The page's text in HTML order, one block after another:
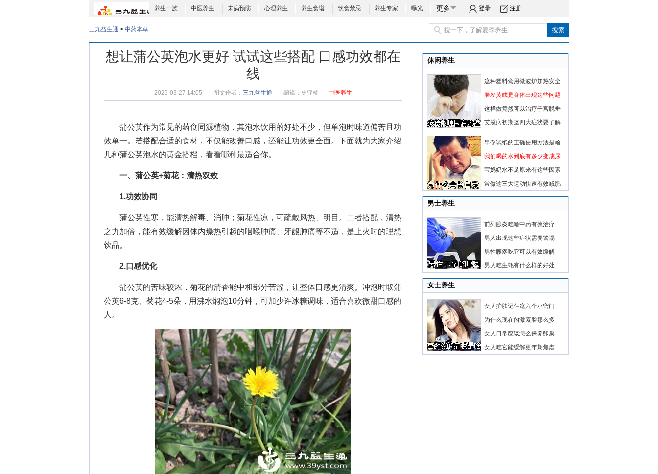
养生一族 中医养生 未病预防 心理养生 养生食谱 饮食禁忌 养生专家 曝光 更多 登录 注册
三九益生通 > 中药本草
想让蒲公英泡水更好 试试这些搭配 口感功效都在
线
2026-03-27 14:05 图文作者： 三九益生通 编辑： 史亚楠 中医养生
蒲公英作为常见的药食同源植物，其泡水饮用的好处不少，但单泡时味道偏苦且功
效单一。若搭配合适的食材，不仅能改善口感，还能让功效更全面。下面就为大家介绍
几种蒲公英泡水的黄金搭档，看看哪种最适合你。
一、蒲公英+菊花：清热双效
1.功效协同
蒲公英性寒，能清热解毒、消肿；菊花性凉，可疏散风热、明目。二者搭配，清热
之力加倍，能有效缓解因体内燥热引起的咽喉肿痛、牙龈肿痛等不适，是上火时的理想
饮品。
2.口感优化
蒲公英的苦味较浓，菊花的清香能中和部分苦涩，让整体口感更清爽。冲泡时取蒲
公英6-8克、菊花4-5朵，用沸水焖泡10分钟，可加少许冰糖调味，适合喜欢微甜口感的
人。
休闲养生
这种塑料盒用微波炉加热安全
脸发黄或是身体出现这些问题
这样做竟然可以治疗子宫脱垂
艾滋病初期这四大症状要了解
早孕试纸的正确使用方法是啥
我们喝的水到底有多少变成尿
宝妈奶水不足原来有这些因素
常做这三大运动快速有效减肥
男士养生
前列腺炎吃啥中药有效治疗
男人出现这些症状需要警惕
男性腰疼吃它可以有效缓解
男人吃生蚝有什么样的好处
女士养生
女人护肤记住这六个小窍门
为什么现在的激素脸那么多
女人日常应该怎么保养卵巢
女人吃它能缓解更年期焦虑